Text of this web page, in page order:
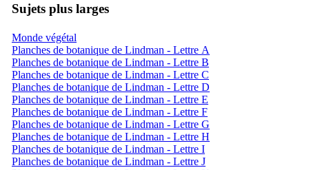
Sujets plus larges
Monde végétal
Planches de botanique de Lindman - Lettre A
Planches de botanique de Lindman - Lettre B
Planches de botanique de Lindman - Lettre C
Planches de botanique de Lindman - Lettre D
Planches de botanique de Lindman - Lettre E
Planches de botanique de Lindman - Lettre F
Planches de botanique de Lindman - Lettre G
Planches de botanique de Lindman - Lettre H
Planches de botanique de Lindman - Lettre I
Planches de botanique de Lindman - Lettre J